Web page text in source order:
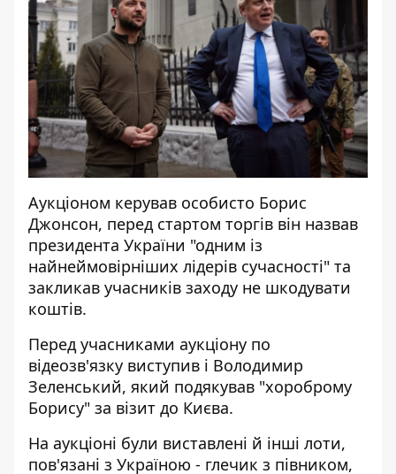
Аукціоном керував особисто Борис
Джонсон, перед стартом торгів він назвав
президента України "одним із
найнеймовірніших лідерів сучасності" та
закликав учасників заходу не шкодувати
коштів.
Перед учасниками аукціону по
відеозв'язку виступив і Володимир
Зеленський, який подякував "хороброму
Борису" за візит до Києва.
На аукціоні були виставлені й інші лоти,
пов'язані з Україною - глечик з півником,